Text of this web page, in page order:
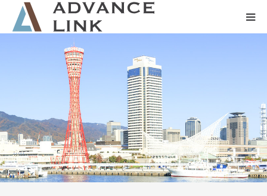
会社概要
ネット保険
事業保険